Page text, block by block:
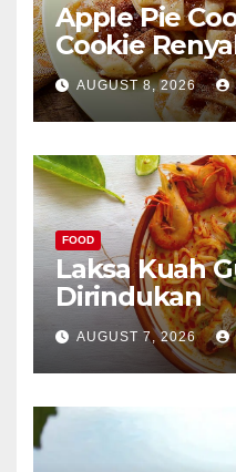
Apple Pie
Cookie
AUGUST 8, 2026
FOOD
Laksa Kuah
Dirindukan
AUGUST 7, 2026